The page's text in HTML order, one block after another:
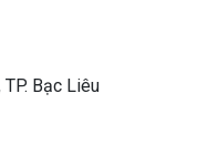
Bạc Liêu